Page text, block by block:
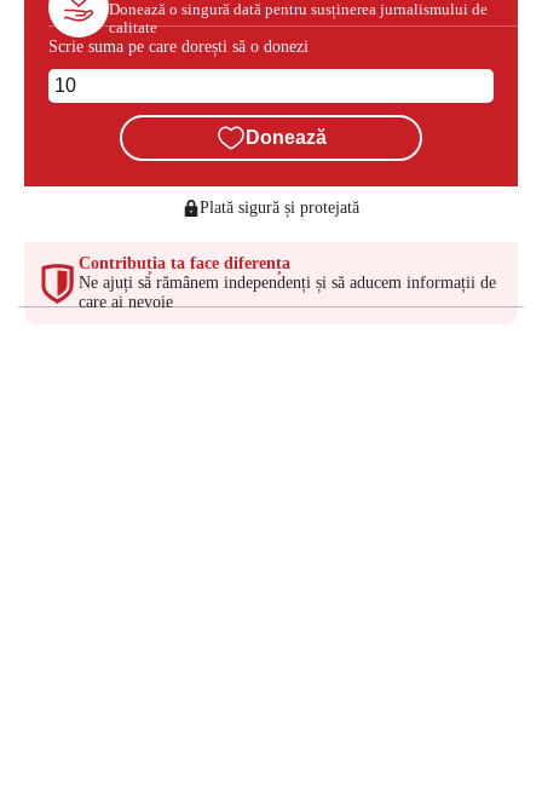
Donează o singură dată pentru susținerea jurnalismului de
calitate
Scrie suma pe care dorești să o donezi
Donează
Plată sigură și protejată
Contribuția ta face diferența
Ne ajuți să rămânem independenți și să aducem informații de
care ai nevoie